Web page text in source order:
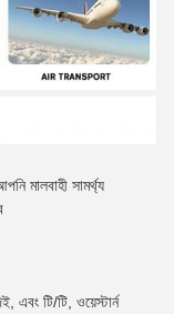
মালবাহী সামর্থ্য
এবং টি/টি, ওয়েস্টার্ন